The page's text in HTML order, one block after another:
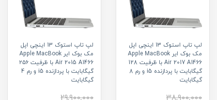
لپ تاپ استوک 13 اینچی اپل
مک بوک ایر Apple MacBook
Air 2017 A1466 با ظرفیت 128
گیگابایت با پردازنده i5 و رم 8
گیگابایت
لپ تاپ استوک 13 اینچی اپل
مک بوک ایر Apple MacBook
Air 2015 A1466 با ظرفیت ۲۵۶
گیگابایت با پردازنده i5 و رم 4
گیگابایت